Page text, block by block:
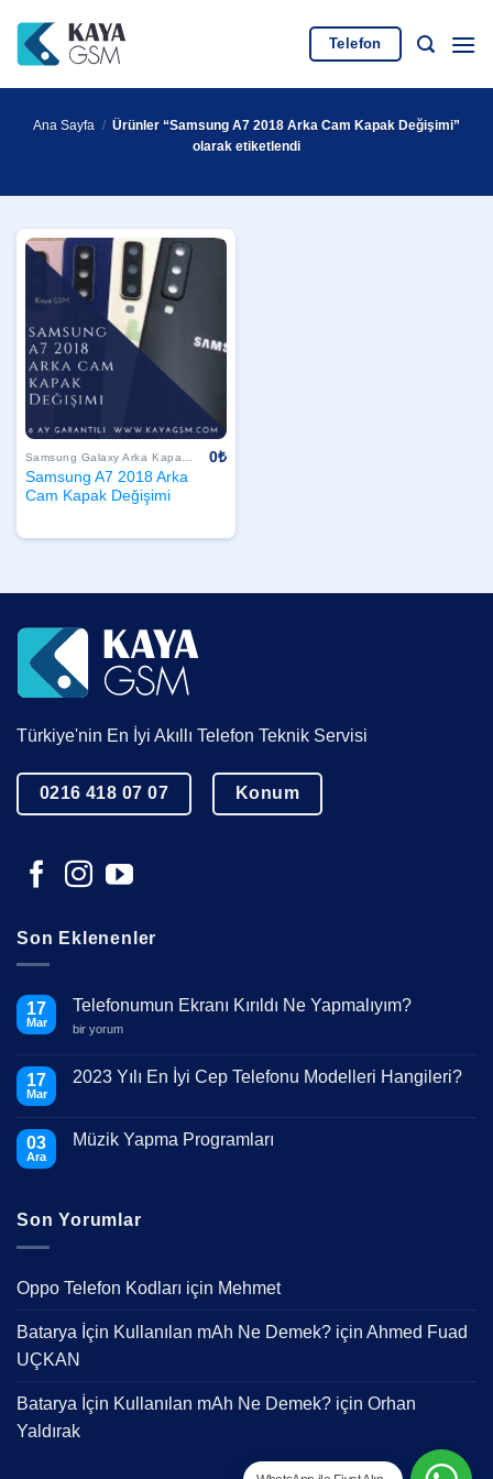
atla
Telefon
Ana Sayfa / Ürünler “Samsung A7 2018 Arka Cam Kapak Değişimi”
olarak etiketlendi
Samsung A7 2018 Arka
Cam Kapak Değişimi
0₺
Türkiye'nin En İyi Akıllı Telefon Teknik Servisi
0216 418 07 07 Konum
Son Eklenenler
17
Mar
Telefonumun Ekranı Kırıldı Ne Yapmalıyım?
Telefonumun
Ne
Yapmalıyım?
bir yorum
17
Mar
2023 Yılı En İyi Cep Telefonu Modelleri Hangileri?
Yılı
Modelleri
Hangileri?
03
Ara
Müzik Yapma Programları
Programları
Son Yorumlar
Oppo Telefon Kodları için Mehmet
Batarya İçin Kullanılan mAh Ne Demek? için Ahmed Fuad
UÇKAN
Batarya İçin Kullanılan mAh Ne Demek? için Orhan
Yaldırak